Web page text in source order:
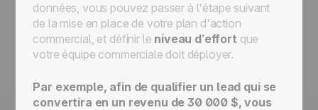
données, vous pouvez passer à l'étape suivant
de la mise en place de votre plan d'action
commercial, et définir le niveau d’effort que
votre équipe commerciale doit déployer.
Par exemple, afin de qualifier un lead qui se
convertira en un revenu de 30 000 $, vous